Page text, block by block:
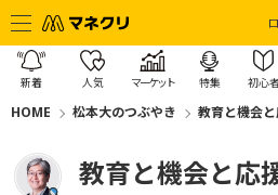
新着 人気 マーケット 特集 初心
HOME 松本大のつぶやき 教育と機会
教育と機会と応